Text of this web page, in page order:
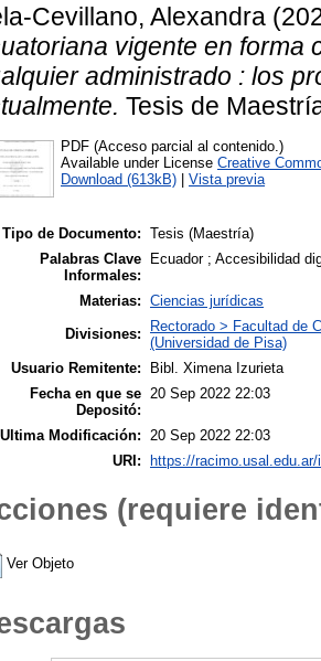
Cevillano, Alexandra
vigente en forma
administrado : los
Tesis de
PDF (Acceso parcial al contenido.)
Available under License Creative
Download (613kB)
Vista previa
Tipo de Documento: Tesis (Maestría)
Palabras Clave
Informales:
Ecuador ; Accesibilidad
Materias: Ciencias jurídicas
Divisiones:
Rectorado > Facultad de
(Universidad de Pisa)
Usuario Remitente:
Bibl. Ximena Izurieta
Fecha en que se
Depositó:
20 Sep 2022 22:03
Ultima Modificación: 20 Sep 2022 22:03
URI:
https://
(requiere
Ver Objeto